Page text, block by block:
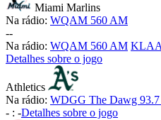
Miami Marlins
Na rádio: WQAM 560 AM
--
Na rádio: WQAM 560 AM KLAA
Detalhes sobre o jogo
Athletics
Na rádio: WDGG The Dawg
- : -Detalhes sobre o jogo